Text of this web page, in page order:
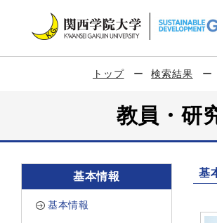
トップ 検索結果
教員・
基本情報
基本情報
基